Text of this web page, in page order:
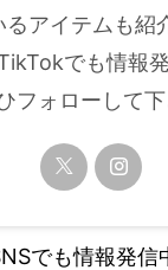
るアイテムも
でも情報
フォローして下
でも情報発信